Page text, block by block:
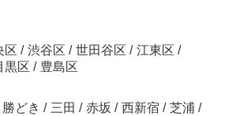
区 / 渋谷区 / 世田谷区 / 江東区 /
黒区 / 豊島区
勝どき / 三田 / 赤坂 / 西新宿 / 芝浦 /